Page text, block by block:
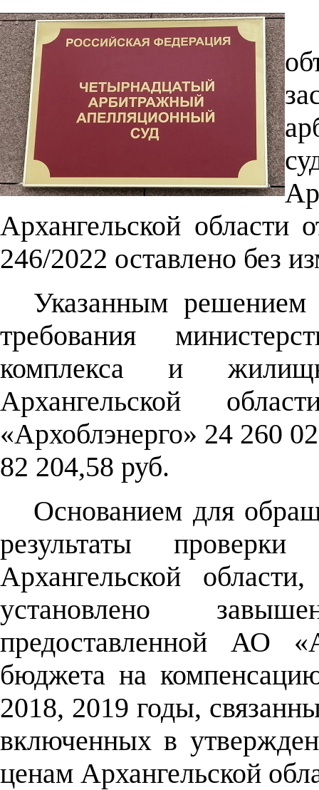
Архангельской
246/2022 оставлено без
Указанным решением
требования
комплекса и
Архангельской
«Архоблэнерго» 24 260
82 204,58 руб.
Основанием для
результаты проверки
Архангельской
установлено
предоставленной АО
бюджета на
2018, 2019 годы,
включенных в
ценам Архангельской